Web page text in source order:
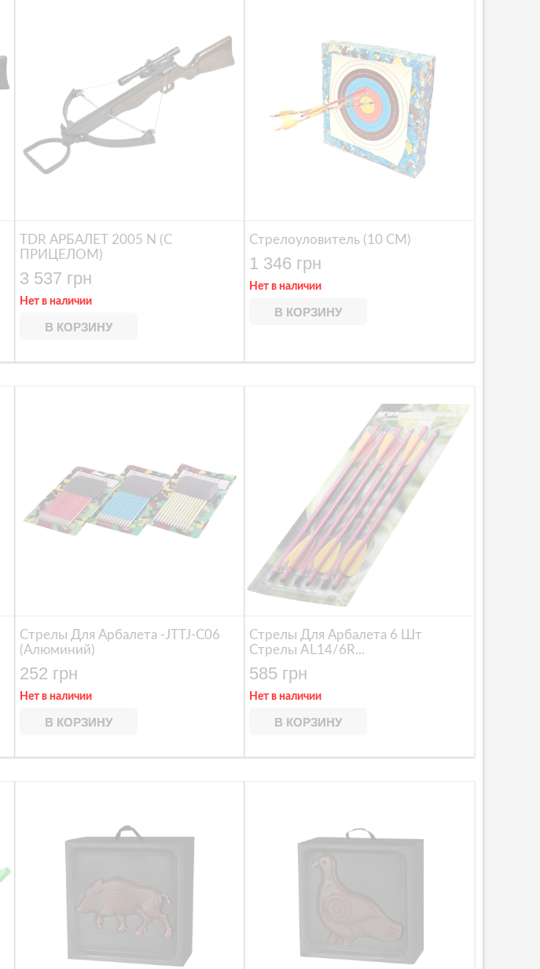
TDR АРБАЛЕТ 2005 N (С
ПРИЦЕЛОМ)
3 537 грн
Нет в наличии
В КОРЗИНУ
Стрелоуловитель (10 СМ)
1 346 грн
Нет в наличии
В КОРЗИНУ
Стрелы Для Арбалета -JTTJ-C06
(алюминий)
252 грн
Нет в наличии
В КОРЗИНУ
Стрелы Для Арбалета 6 Шт
Стрелы AL14/6R...
585 грн
Нет в наличии
В КОРЗИНУ